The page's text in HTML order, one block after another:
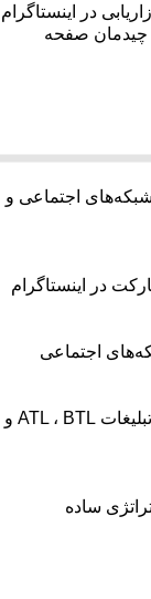
در اینستاگرام
صفحه
اجتماعی و
معنا و تفاوت استراتژی تبلیغات ATL ، BTL و